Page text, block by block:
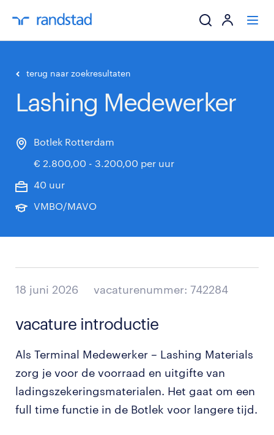
werkgevers
over randstad
terug naar zoekresultaten
Lashing Medewerker
Botlek Rotterdam
€ 2.800,00 - 3.200,00 per uur
40 uur
VMBO/MAVO
18 juni 2026 vacaturenummer: 742284
vacature introductie
Als Terminal Medewerker – Lashing Materials
zorg je voor de voorraad en uitgifte van
ladingszekeringsmaterialen. Het gaat om een
full time functie in de Botlek voor langere tijd.